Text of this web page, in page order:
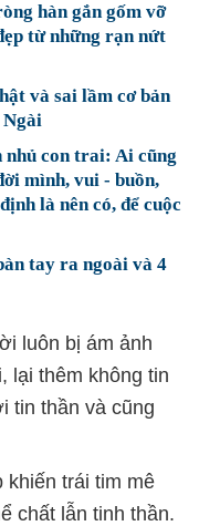
hàn gắn gốm vỡ
từ những rạn nứt
và sai lầm cơ bản
Ngài
nhủ con trai: Ai cũng
mình, vui - buồn,
là nên có, để cuộc
tay ra ngoài và 4
luôn bị ám ảnh
lại thêm không tin
tin thần và cũng
khiến trái tim mê
chất lẫn tinh thần.